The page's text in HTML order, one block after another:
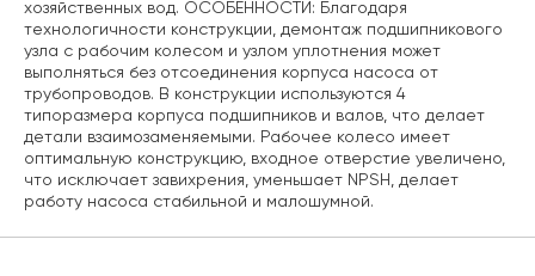
хозяйственных вод. ОСОБЕННОСТИ: Благодаря
технологичности конструкции, демонтаж подшипникового
узла с рабочим колесом и узлом уплотнения может
выполняться без отсоединения корпуса насоса от
трубопроводов. В конструкции используются 4
типоразмера корпуса подшипников и валов, что делает
детали взаимозаменяемыми. Рабочее колесо имеет
оптимальную конструкцию, входное отверстие увеличено,
что исключает завихрения, уменьшает NPSH, делает
работу насоса стабильной и малошумной.